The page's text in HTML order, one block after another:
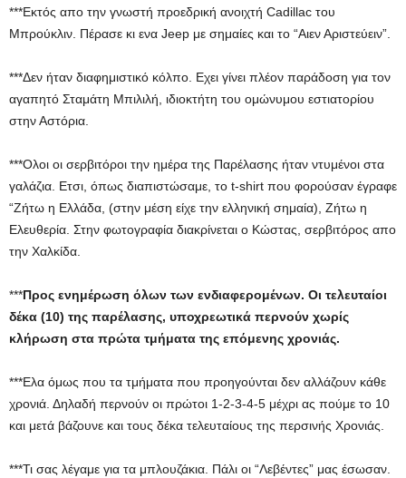
***Εκτός απο την γνωστή προεδρική ανοιχτή Cadillac του
Μπρούκλιν. Πέρασε κι ενα Jeep με σημαίες και το “Αιεν Αριστεύειν”.
***Δεν ήταν διαφημιστικό κόλπο. Εχει γίνει πλέον παράδοση για τον
αγαπητό Σταμάτη Μπιλιλή, ιδιοκτήτη του ομώνυμου εστιατορίου
στην Αστόρια.
***Ολοι οι σερβιτόροι την ημέρα της Παρέλασης ήταν ντυμένοι στα
γαλάζια. Ετσι, όπως διαπιστώσαμε, το t-shirt που φορούσαν έγραφε
“Ζήτω η Ελλάδα, (στην μέση είχε την ελληνική σημαία), Ζήτω η
Ελευθερία. Στην φωτογραφία διακρίνεται ο Κώστας, σερβιτόρος απο
την Χαλκίδα.
***Προς ενημέρωση όλων των ενδιαφερομένων. Οι τελευταίοι
δέκα (10) της παρέλασης, υποχρεωτικά περνούν χωρίς
κλήρωση στα πρώτα τμήματα της επόμενης χρονιάς.
***Ελα όμως που τα τμήματα που προηγούνται δεν αλλάζουν κάθε
χρονιά. Δηλαδή περνούν οι πρώτοι 1-2-3-4-5 μέχρι ας πούμε το 10
και μετά βάζουνε και τους δέκα τελευταίους της περσινής Χρονιάς.
***Τι σας λέγαμε για τα μπλουζάκια. Πάλι οι “Λεβέντες” μας έσωσαν.